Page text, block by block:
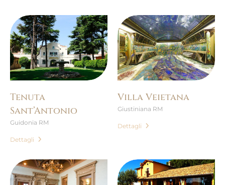
Tenuta
Sant’Antonio
Guidonia RM
Dettagli
Villa Veietana
Giustiniana RM
Dettagli